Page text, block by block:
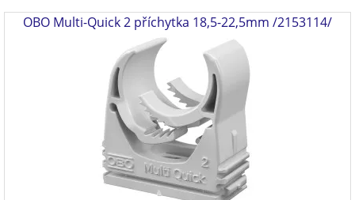
OBO Multi-Quick 2 příchytka 18,5-22,5mm /2153114/